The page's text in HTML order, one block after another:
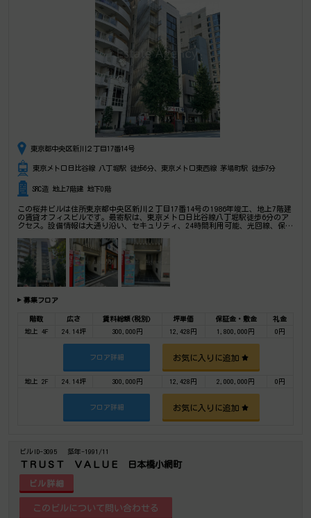
東京都中央区新川２丁目17番14号
東京メトロ日比谷線 八丁堀駅 徒歩6分、東京メトロ東西線 茅場町駅 徒歩7分
SRC造 地上7階建 地下0階
この桜井ビルは住所東京都中央区新川２丁目17番14号の1986年竣工、地上7階建
の賃貸オフィスビルです。最寄駅は、東京メトロ日比谷線八丁堀駅徒歩6分のア
クセス。設備情報は大通り沿い、セキュリティ、24時間利用可能、光回線、保証
転、不動産の事なら何でもお気軽にご相談下さい。
募集フロア
階数 広さ 賃料総額(税別) 坪単価 保証金・敷金
礼金
地上 4F
24.14坪 300,000円 12,428円 1,800,000円 0円
フロア詳細 お気に入りに追加
地上 2F 24.14坪 300,000円 12,428円 2,000,000円 0円
フロア詳細 お気に入りに追加
ビルID-3095 築年-1991/11
ＴＲＵＳＴ ＶＡＬＵＥ 日本橋小網町
ビル詳細